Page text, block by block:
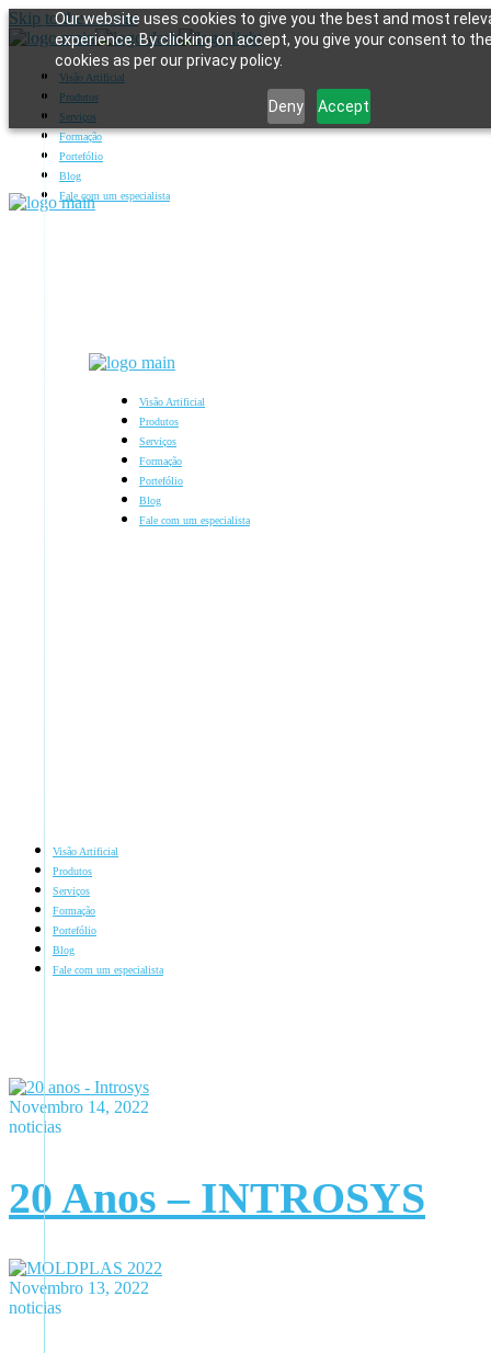
Our website uses cookies to give you the best and most
experience. By clicking on accept, you give your consent to
cookies as per our privacy policy.
Deny Accept
Skip to the content
Visão Artificial
Produtos
Serviços
Formação
Portefólio
Blog
Fale com um especialista
Visão Artificial
Produtos
Serviços
Formação
Portefólio
Blog
Fale com um especialista
Visão Artificial
Produtos
Serviços
Formação
Portefólio
Blog
Fale com um especialista
Novembro 14, 2022
noticias
20 Anos – INTROSYS
Novembro 13, 2022
noticias